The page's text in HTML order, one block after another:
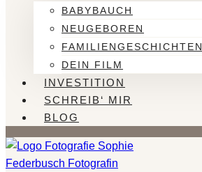
BABYBAUCH
NEUGEBOREN
FAMILIENGESCHICHTEN
DEIN FILM
INVESTITION
SCHREIB‘ MIR
BLOG